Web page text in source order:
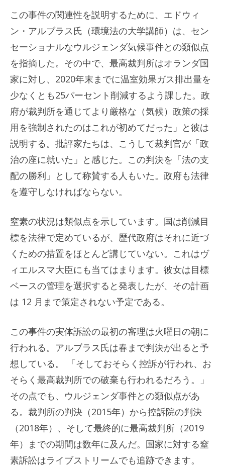
この事件の関連性を説明するために、エドウィ
ン・アルブラス氏（環境法の大学講師）は、セン
セーショナルなウルジェンダ気候事件との類似点
を指摘した。その中で、最高裁判所はオランダ国
家に対し、2020年末までに温室効果ガス排出量を
少なくとも25パーセント削減するよう課した。政
府が裁判所を通じてより厳格な（気候）政策の採
用を強制されたのはこれが初めてだった」と彼は
説明する。批評家たちは、こうして裁判官が「政
治の座に就いた」と感じた。この判決を「法の支
配の勝利」として称賛する人もいた。政府も法律
を遵守しなければならない。
窒素の状況は類似点を示しています。国は削減目
標を法律で定めているが、歴代政府はそれに近づ
くための措置をほとんど講じていない。これはヴ
ィエルスマ大臣にも当てはまります。彼女は目標
ベースの管理を選択すると発表したが、その計画
は 12 月まで策定されない予定である。
この事件の実体訴訟の最初の審理は火曜日の朝に
行われる。アルブラス氏は春まで判決が出ると予
想している。 「そしておそらく控訴が行われ、お
そらく最高裁判所での破棄も行われるだろう。」
その点でも、ウルジェンダ事件との類似点があ
る。裁判所の判決（2015年）から控訴院の判決
（2018年）、そして最終的に最高裁判所（2019
年）までの期間は数年に及んだ。国家に対する窒
素訴訟はライブストリームでも追跡できます。